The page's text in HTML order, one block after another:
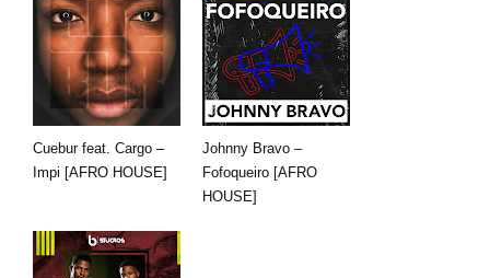
Cuebur feat. Cargo –
Impi [AFRO HOUSE]
Johnny Bravo –
Fofoqueiro [AFRO
HOUSE]